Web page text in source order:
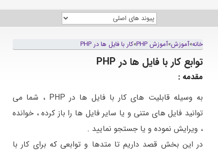
خانه»آموزش»آموزش PHP »کار با فایل ها در PHP
توابع کار با فایل ها در PHP
مقدمه :
به وسیله قابلیت های کار با فایل ها در PHP ، شما می
توانید فایل های متنی و یا سایر فایل ها را باز کرده ، خوانده
، ویرایش نموده و یا جستجو نمایید .
در این بخش قصد داریم تا متدها و توابعی که برای کار با